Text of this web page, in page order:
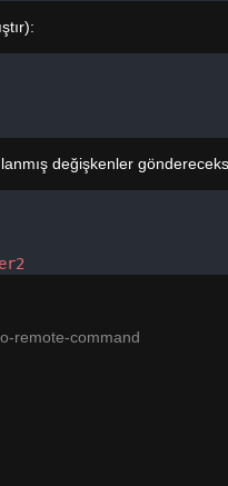
değişkenler
remote-command